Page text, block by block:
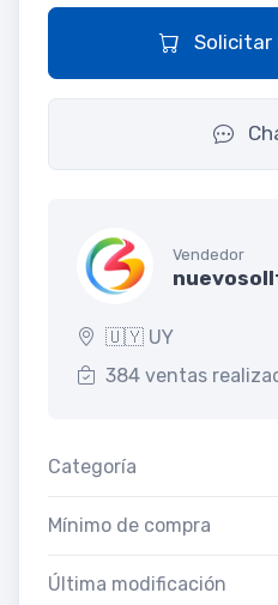
Solicitar
Vendedor
🇺🇾 UY
384 ventas
Categoría
Mínimo de compra
Última modificación